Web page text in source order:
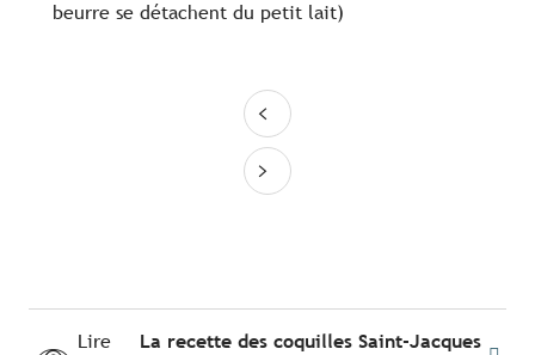
beurre se détachent du petit lait)
Lire
La recette des coquilles Saint-Jacques